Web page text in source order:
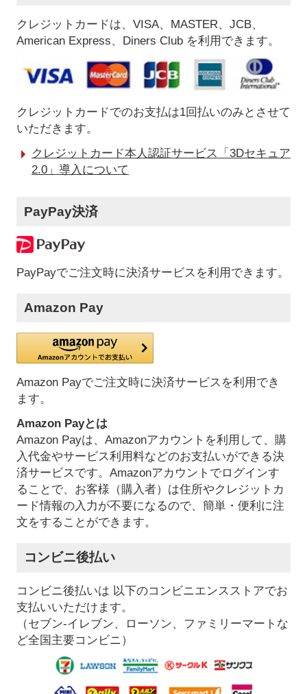
クレジットカードは、VISA、MASTER、JCB、
American Express、Diners Club を利用できます。
クレジットカードでのお支払は1回払いのみとさせて
いただきます。
クレジットカード本人認証サービス「3Dセキュア
2.0」導入について
PayPay決済
PayPayでご注文時に決済サービスを利用できます。
Amazon Pay
Amazon Payでご注文時に決済サービスを利用でき
ます。
Amazon Payとは
Amazon Payは、Amazonアカウントを利用して、購
入代金やサービス利用料などのお支払いができる決
済サービスです。Amazonアカウントでログインす
ることで、お客様（購入者）は住所やクレジットカ
ード情報の入力が不要になるので、簡単・便利に注
文をすることができます。
コンビニ後払い
コンビニ後払いは 以下のコンビニエンスストアでお
支払いいただけます。
（セブン-イレブン、ローソン、ファミリーマートな
ど全国主要コンビニ）